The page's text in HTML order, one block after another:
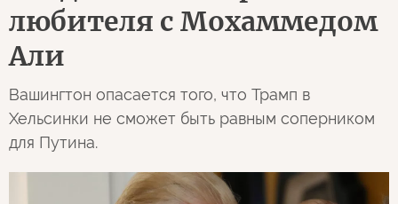
любителя с Мохаммедом
Али
Вашингтон опасается того, что Трамп в
Хельсинки не сможет быть равным соперником
для Путина.